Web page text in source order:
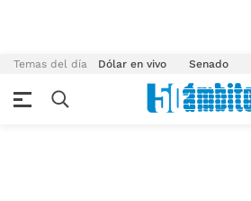
Temas del día Dólar en vivo Senado